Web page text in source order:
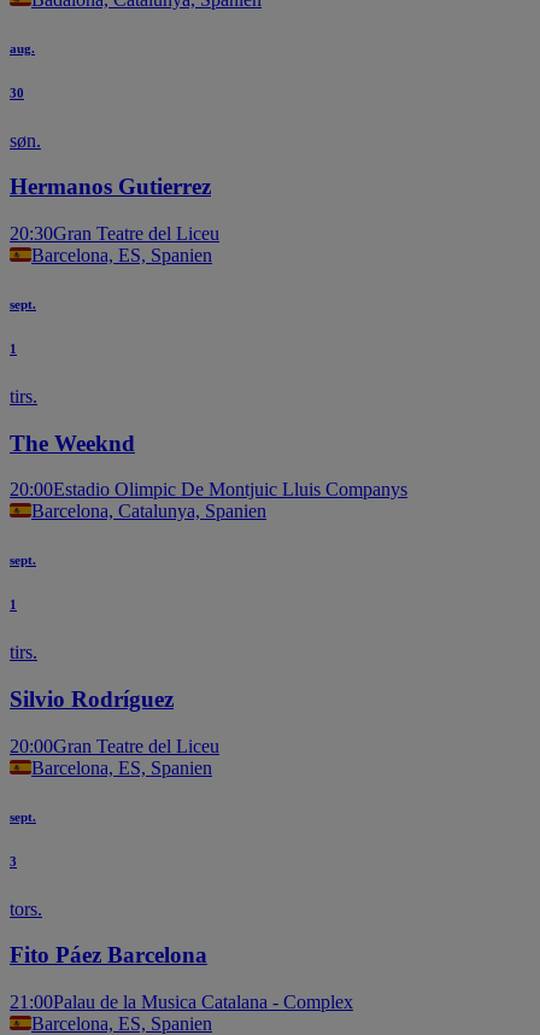
aug.
30
søn.
Hermanos Gutierrez
20:30Gran Teatre del Liceu
Barcelona, ES, Spanien
sept.
1
tirs.
The Weeknd
20:00Estadio Olimpic De Montjuic Lluis Companys
Barcelona, Catalunya, Spanien
sept.
1
tirs.
Silvio Rodríguez
20:00Gran Teatre del Liceu
Barcelona, ES, Spanien
sept.
3
tors.
Fito Páez Barcelona
21:00Palau de la Musica Catalana - Complex
Barcelona, ES, Spanien